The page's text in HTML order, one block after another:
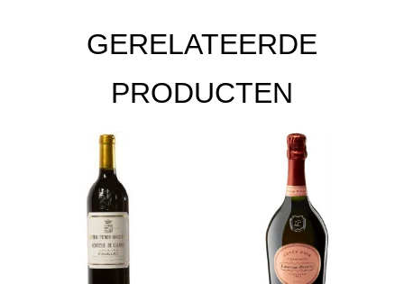
GERELATEERDE
PRODUCTEN